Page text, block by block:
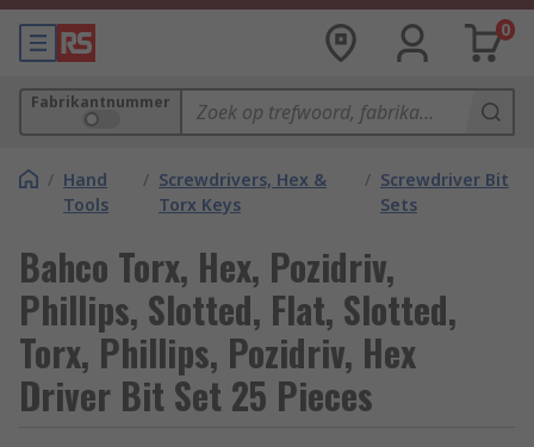
0
Fabrikantnummer
/ Hand
Tools
/ Screwdrivers, Hex &
Torx Keys
/ Screwdriver Bit
Sets
Bahco Torx, Hex, Pozidriv,
Phillips, Slotted, Flat, Slotted,
Torx, Phillips, Pozidriv, Hex
Driver Bit Set 25 Pieces